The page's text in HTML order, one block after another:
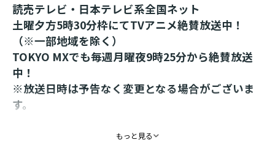
読売テレビ・日本テレビ系全国ネット
土曜夕方5時30分枠にてTVアニメ絶賛放送中！
（※一部地域を除く）
TOKYO MXでも毎週月曜夜9時25分から絶賛放送
中！
※放送日時は予告なく変更となる場合がございま
す。
もっと見る